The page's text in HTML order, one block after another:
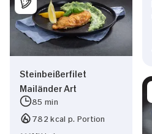
Steinbeißerfilet
Mailänder Art
85 min
782 kcal p. Portion